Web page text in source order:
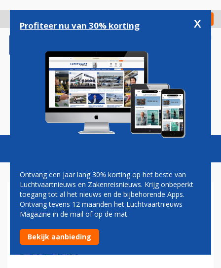
gaan
Check in
Magazine Podcasts Vacatures
CRASH DREAMLINER AIR
INDIA: 'TE WEINIG
MOTORVERMOGEN MOGELIJK
OORZAAK'
Profiteer nu van 30% korting x
Ontvang een jaar lang 30% korting op het beste van
Luchtvaartnieuws en Zakenreisnieuws. Krijg onbeperkt
toegang tot al het nieuws en de bijbehorende Apps.
Ontvang tevens 12 maanden het Luchtvaartnieuws
Magazine in de mail of op de mat.
Bekijk aanbieding